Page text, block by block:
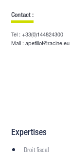
Contact :
Tel : +33(0)144824300
Mail : apetillot@racine.eu
Expertises
Droit fiscal